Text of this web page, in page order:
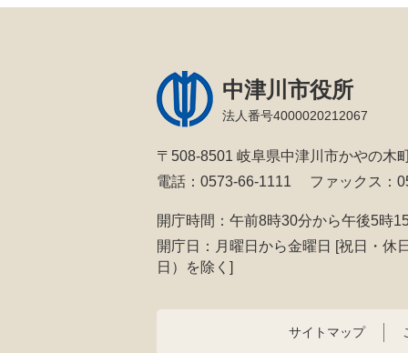
中津川市役所
法人番号4000020212067
〒508-8501 岐阜県中津川市かやの木
電話：0573-66-1111
ファックス：
開庁時間：午前8時30分から午後5時
開庁日：月曜日から金曜日 [祝日・休
日）を除く]
サイトマップ